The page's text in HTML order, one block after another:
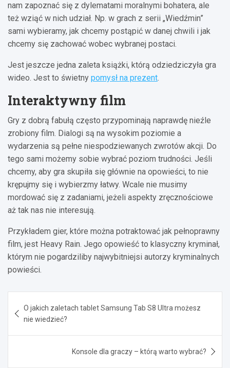
nam zapoznać się z dylematami moralnymi bohatera, ale
też wziąć w nich udział. Np. w grach z serii „Wiedźmin”
sami wybieramy, jak chcemy postąpić w danej chwili i jak
chcemy się zachować wobec wybranej postaci.
Jest jeszcze jedna zaleta książki, którą odziedziczyła gra
wideo. Jest to świetny pomysł na prezent.
Interaktywny film
Gry z dobrą fabułą często przypominają naprawdę nieźle
zrobiony film. Dialogi są na wysokim poziomie a
wydarzenia są pełne niespodziewanych zwrotów akcji. Do
tego sami możemy sobie wybrać poziom trudności. Jeśli
chcemy, aby gra skupiła się głównie na opowieści, to nie
krępujmy się i wybierzmy łatwy. Wcale nie musimy
mordować się z zadaniami, jeżeli aspekty zręcznościowe
aż tak nas nie interesują.
Przykładem gier, które można potraktować jak pełnoprawny
film, jest Heavy Rain. Jego opowieść to klasyczny kryminał,
którym nie pogardziliby najwybitniejsi autorzy kryminalnych
powieści.
wpisu
O jakich zaletach tablet Samsung Tab S8 Ultra możesz
nie wiedzieć?
Konsole dla graczy – którą warto wybrać?